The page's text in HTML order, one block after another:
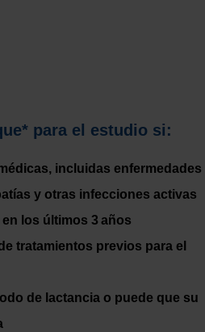
para el estudio si:
incluidas enfermedades
y otras infecciones activas
los últimos 3 años
tratamientos previos para el
de lactancia o puede que su